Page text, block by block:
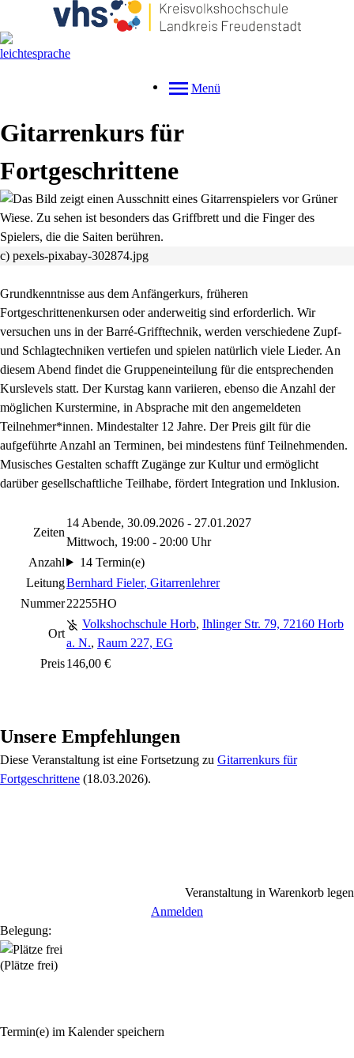
Menü
Gitarrenkurs für
Fortgeschrittene
c) pexels-pixabay-302874.jpg
Grundkenntnisse aus dem Anfängerkurs, früheren
Fortgeschrittenenkursen oder anderweitig sind erforderlich. Wir
versuchen uns in der Barré-Grifftechnik, werden verschiedene Zupf-
und Schlagtechniken vertiefen und spielen natürlich viele Lieder. An
diesem Abend findet die Gruppeneinteilung für die entsprechenden
Kurslevels statt. Der Kurstag kann variieren, ebenso die Anzahl der
möglichen Kurstermine, in Absprache mit den angemeldeten
Teilnehmer*innen. Mindestalter 12 Jahre. Der Preis gilt für die
aufgeführte Anzahl an Terminen, bei mindestens fünf Teilnehmenden.
Musisches Gestalten schafft Zugänge zur Kultur und ermöglicht
darüber gesellschaftliche Teilhabe, fördert Integration und Inklusion.
Zeiten
14 Abende, 30.09.2026 - 27.01.2027
Mittwoch, 19:00 - 20:00 Uhr
Anzahl
14 Termin(e)
LeitungBernhard Fieler, Gitarrenlehrer
Nummer22255HO
Ort
Volkshochschule Horb, Ihlinger Str. 79, 72160 Horb
a. N., Raum 227, EG
Preis146,00 €
Unsere Empfehlungen
Diese Veranstaltung ist eine Fortsetzung zu Gitarrenkurs für
Fortgeschrittene (18.03.2026).
Veranstaltung in Warenkorb legen
Anmelden
Belegung:
(Plätze frei)
Termin(e) im Kalender speichern